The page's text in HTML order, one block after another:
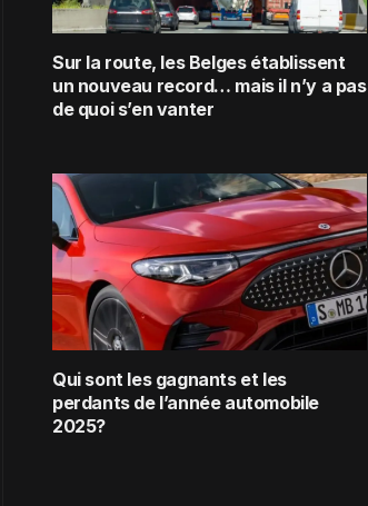
Sur la route, les Belges établissent
un nouveau record… mais il n’y a pas
de quoi s’en vanter
Qui sont les gagnants et les
perdants de l’année automobile
2025?